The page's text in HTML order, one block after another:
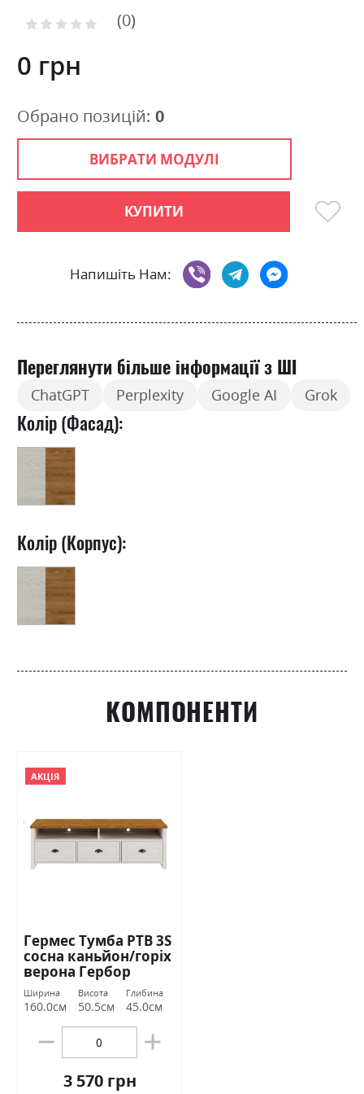
the
of
the
gallery
Рейтинг: 0
0 грн
ВИБРАТИ МОДУЛІ
КУПИТИ
Напишіть Нам:
Обрано позицій: 0
Переглянути більше інформації з ШІ
ChatGPT Perplexity Google AI Grok
Колір (Фасад):
Колір (Корпус):
КОМПОНЕНТИ
АКЦІЯ
Гермес Тумба РТВ 3S
сосна каньйон/горіх
верона Гербор
Ширина
160.0см
Висота
50.5см
Глибина
45.0см
3 570 грн